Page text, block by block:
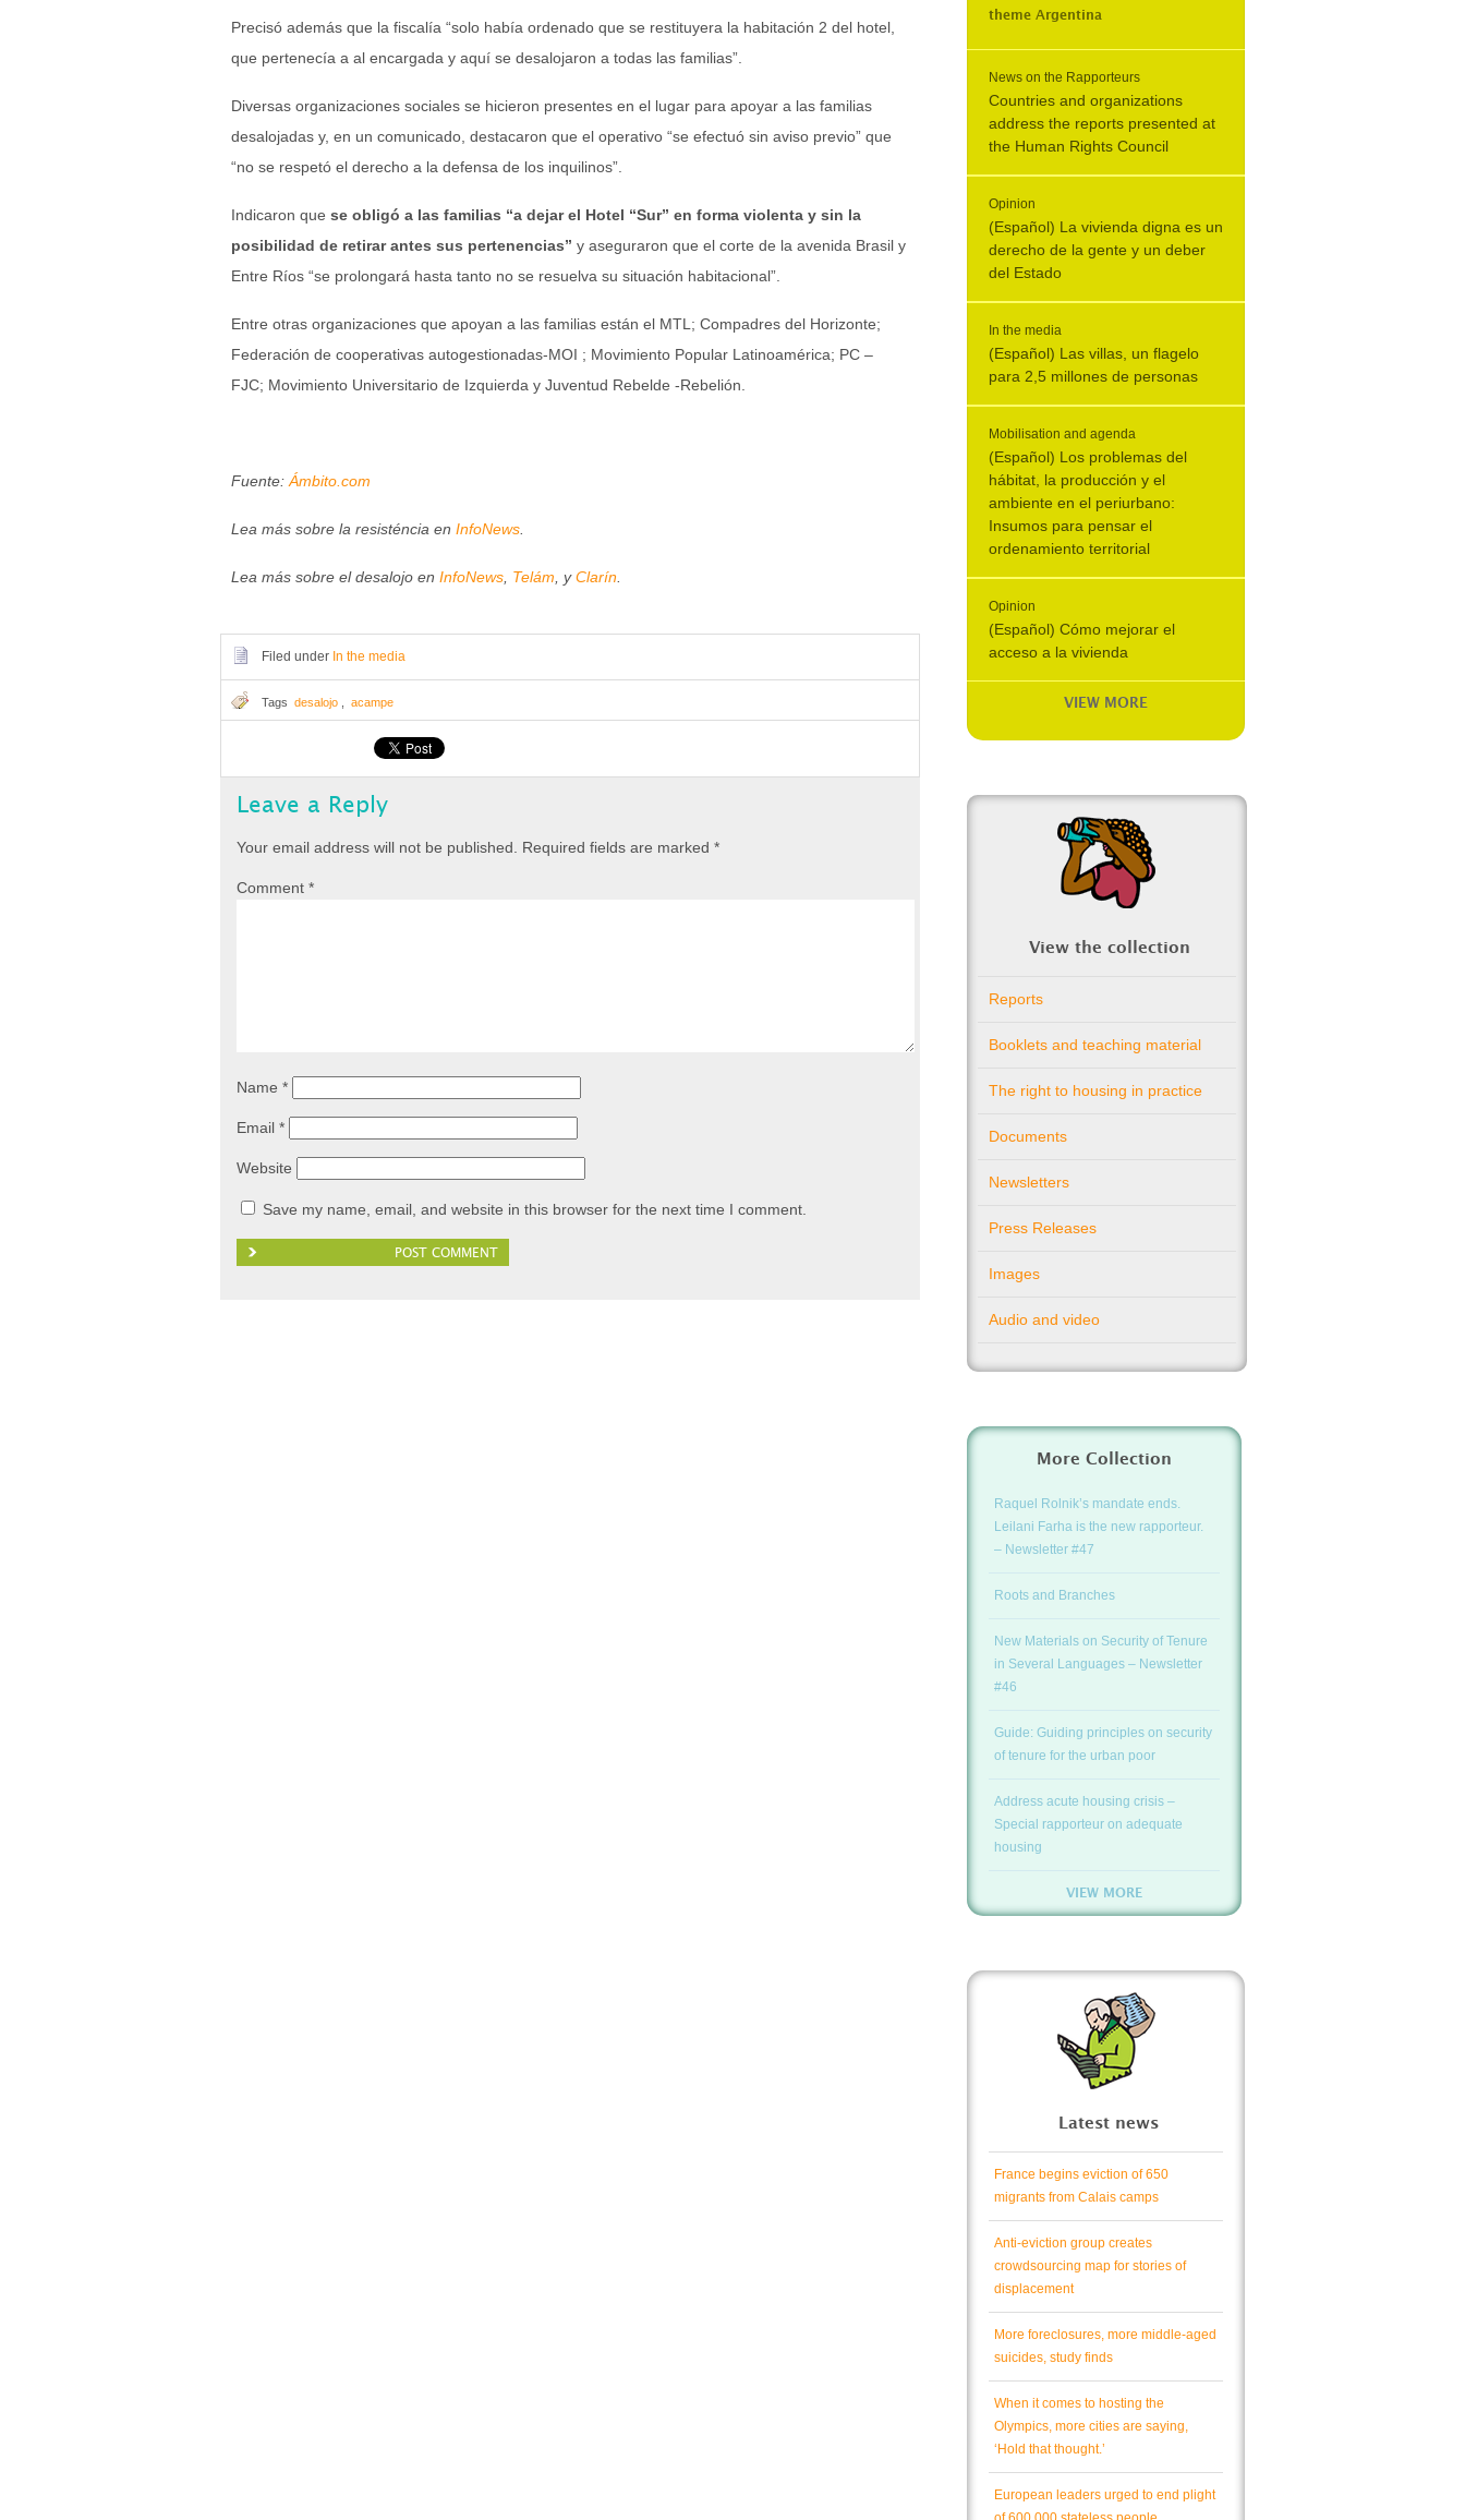
Precisó además que la fiscalía “solo había ordenado que se restituyera la habitación 2 del hotel,
que pertenecía a al encargada y aquí se desalojaron a todas las familias”.
Diversas organizaciones sociales se hicieron presentes en el lugar para apoyar a las familias
desalojadas y, en un comunicado, destacaron que el operativo “se efectuó sin aviso previo” que
“no se respetó el derecho a la defensa de los inquilinos”.
Indicaron que se obligó a las familias “a dejar el Hotel “Sur” en forma violenta y sin la
posibilidad de retirar antes sus pertenencias” y aseguraron que el corte de la avenida Brasil y
Entre Ríos “se prolongará hasta tanto no se resuelva su situación habitacional”.
Entre otras organizaciones que apoyan a las familias están el MTL; Compadres del Horizonte;
Federación de cooperativas autogestionadas-MOI ; Movimiento Popular Latinoamérica; PC –
FJC; Movimiento Universitario de Izquierda y Juventud Rebelde -Rebelión.
Fuente: Ámbito.com
Lea más sobre la resisténcia en InfoNews
Lea más sobre el desalojo en InfoNews Telám , yClarín
Filed under In the media
Tags desalojo acampe
Leave a Reply
Your email address will not be published. Required fields are marked *
Comment *
Name *
Email *
Website
Save my name, email, and website in this browser for the next time I comment.
theme Argentina
News on the Rapporteurs
Countries and organizations
address the reports presented at
the Human Rights Council
Opinion
(Español) La vivienda digna es un
derecho de la gente y un deber
del Estado
In the media
(Español) Las villas, un flagelo
para 2,5 millones de personas
Mobilisation and agenda
(Español) Los problemas del
hábitat, la producción y el
ambiente en el periurbano:
Insumos para pensar el
ordenamiento territorial
Opinion
(Español) Cómo mejorar el
acceso a la vivienda
VIEW MORE
View the collection
Reports
Booklets and teaching material
The right to housing in practice
Documents
Newsletters
Press Releases
Images
Audio and video
More Collection
Raquel Rolnik’s mandate ends.
Leilani Farha is the new rapporteur.
– Newsletter #47
Roots and Branches
New Materials on Security of Tenure
in Several Languages – Newsletter
#46
Guide: Guiding principles on security
of tenure for the urban poor
Address acute housing crisis –
Special rapporteur on adequate
housing
VIEW MORE
Latest news
France begins eviction of 650
migrants from Calais camps
Anti-eviction group creates
crowdsourcing map for stories of
displacement
More foreclosures, more middle-aged
suicides, study finds
When it comes to hosting the
Olympics, more cities are saying,
‘Hold that thought.’
European leaders urged to end plight